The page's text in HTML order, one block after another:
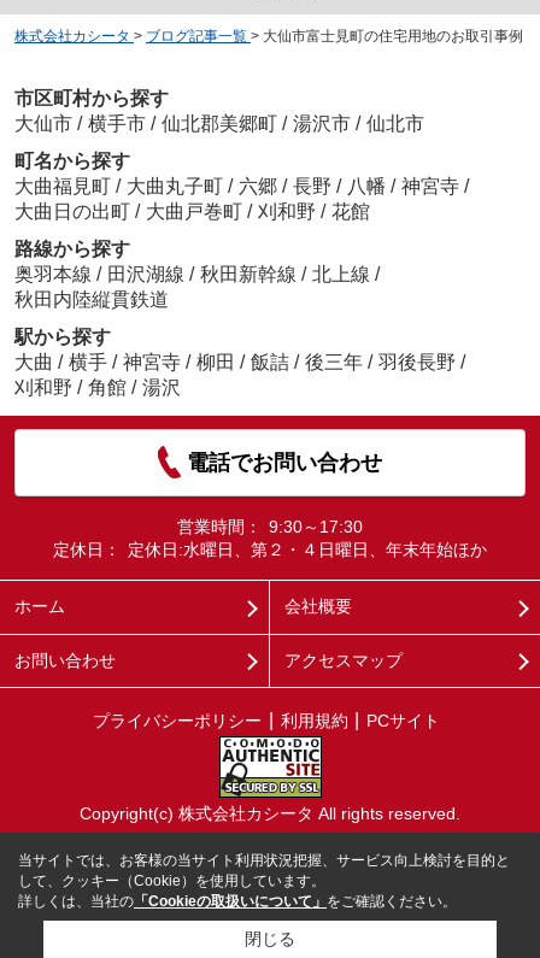
株式会社カシータ > ブログ記事一覧 > 大仙市富士見町の住宅用地のお取引事例
市区町村から探す
大仙市 / 横手市 / 仙北郡美郷町 / 湯沢市 / 仙北市
町名から探す
大曲福見町 / 大曲丸子町 / 六郷 / 長野 / 八幡 / 神宮寺 /
大曲日の出町 / 大曲戸巻町 / 刈和野 / 花館
路線から探す
奥羽本線 / 田沢湖線 / 秋田新幹線 / 北上線 /
秋田内陸縦貫鉄道
駅から探す
大曲 / 横手 / 神宮寺 / 柳田 / 飯詰 / 後三年 / 羽後長野 /
刈和野 / 角館 / 湯沢
電話でお問い合わせ
営業時間：
9:30～17:30
定休日：
定休日:水曜日、第２・４日曜日、年末年始ほか
ホーム 会社概要
お問い合わせ アクセスマップ
プライバシーポリシー 利用規約 PCサイト
Copyright(c) 株式会社カシータ All rights reserved.
当サイトでは、お客様の当サイト利用状況把握、サービス向上検討を目的と
して、クッキー（Cookie）を使用しています。
詳しくは、当社の 「Cookieの取扱いについて」 をご確認ください。
閉じる